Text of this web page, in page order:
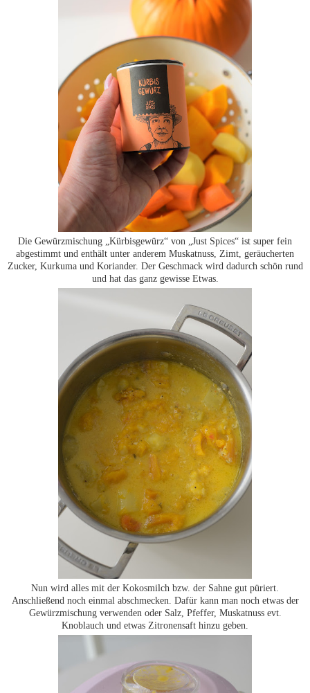
Die Gewürzmischung „Kürbisgewürz“ von „Just Spices“ ist super fein
abgestimmt und enthält unter anderem Muskatnuss, Zimt, geräucherten
Zucker, Kurkuma und Koriander. Der Geschmack wird dadurch schön rund
und hat das ganz gewisse Etwas.
Nun wird alles mit der Kokosmilch bzw. der Sahne gut püriert.
Anschließend noch einmal abschmecken. Dafür kann man noch etwas der
Gewürzmischung verwenden oder Salz, Pfeffer, Muskatnuss evt.
Knoblauch und etwas Zitronensaft hinzu geben.